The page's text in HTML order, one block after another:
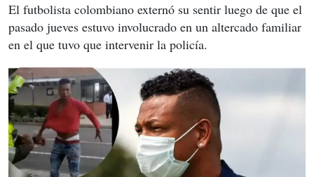
El futbolista colombiano externó su sentir luego de que el
pasado jueves estuvo involucrado en un altercado familiar
en el que tuvo que intervenir la policía.